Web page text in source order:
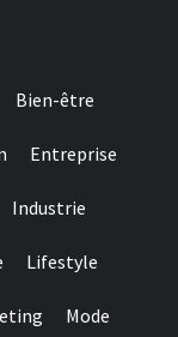
Bien-être
Entreprise
Industrie
Lifestyle
Mode